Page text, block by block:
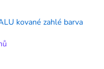
kované zahlé barva